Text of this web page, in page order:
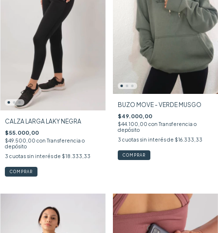
CALZA LARGA LAKY NEGRA
$55.000,00
$49.500,00 con Transferencia o
depósito
3 cuotas sin interés de $18.333,33
COMPRAR
BUZO MOVE - VERDE MUSGO
$49.000,00
$44.100,00 con Transferencia o
depósito
3 cuotas sin interés de $16.333,33
COMPRAR